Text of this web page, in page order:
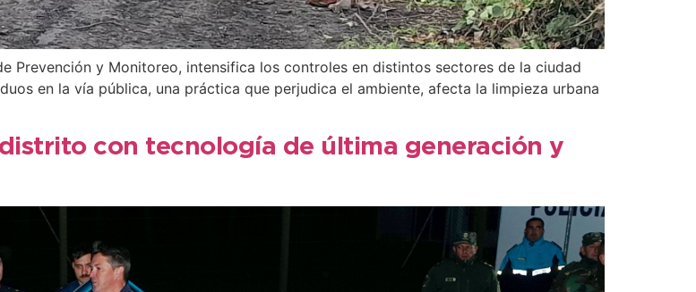
Prevención y Monitoreo, intensifica los controles en distintos sectores de la ciudad
en la vía pública, una práctica que perjudica el ambiente, afecta la limpieza urbana
con tecnología de última generación y